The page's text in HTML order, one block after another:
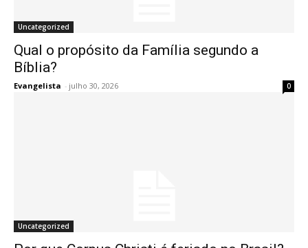
Uncategorized
Qual o propósito da Família segundo a
Bíblia?
Evangelista - julho 30, 2026 0
Uncategorized